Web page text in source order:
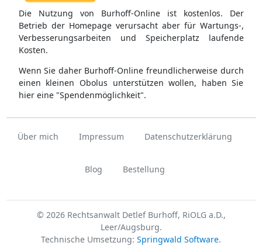
Die Nutzung von Burhoff-Online ist kostenlos. Der
Betrieb der Homepage verursacht aber für Wartungs-,
Verbesserungsarbeiten und Speicherplatz laufende
Kosten.
Wenn Sie daher Burhoff-Online freundlicherweise durch
einen kleinen Obolus unterstützen wollen, haben Sie
hier eine "Spendenmöglichkeit".
Über mich Impressum Datenschutzerklärung
Blog Bestellung
© 2026 Rechtsanwalt Detlef Burhoff, RiOLG a.D.,
Leer/Augsburg.
Technische Umsetzung: Springwald Software.